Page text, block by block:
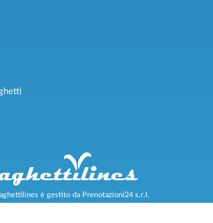
è gestito da Prenotazioni24 s.r.l.